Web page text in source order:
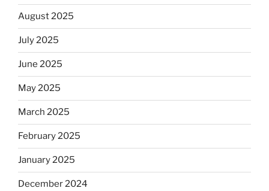
August 2025
July 2025
June 2025
May 2025
March 2025
February 2025
January 2025
December 2024